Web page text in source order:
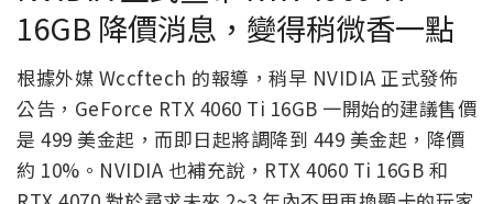
16GB 降價消息，變得稍微香一點
根據外媒 Wccftech 的報導，稍早 NVIDIA 正式發佈
公告，GeForce RTX 4060 Ti 16GB 一開始的建議售價
是 499 美金起，而即日起將調降到 449 美金起，降價
約 10%。NVIDIA 也補充說，RTX 4060 Ti 16GB 和